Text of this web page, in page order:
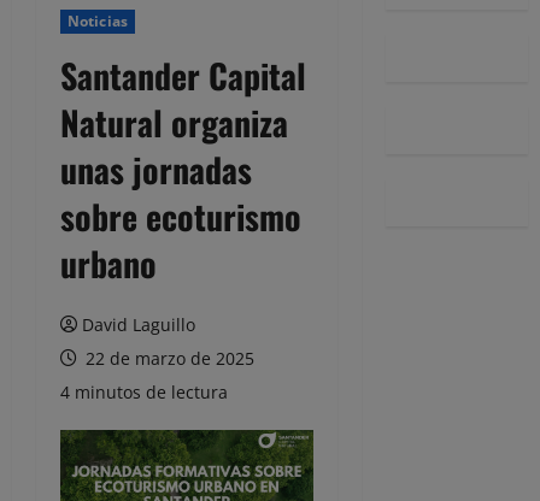
Noticias
Santander Capital
Natural organiza
unas jornadas
sobre ecoturismo
urbano
David Laguillo
22 de marzo de 2025
4 minutos de lectura